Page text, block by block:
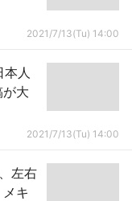
2021/7/13(Tu) 14:00
人
大
2021/7/13(Tu) 14:00
左右
キ